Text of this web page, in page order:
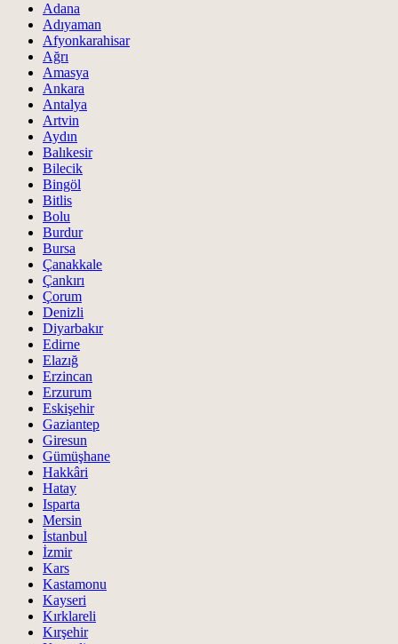
Adana
Adıyaman
Afyonkarahisar
Ağrı
Amasya
Ankara
Antalya
Artvin
Aydın
Balıkesir
Bilecik
Bingöl
Bitlis
Bolu
Burdur
Bursa
Çanakkale
Çankırı
Çorum
Denizli
Diyarbakır
Edirne
Elazığ
Erzincan
Erzurum
Eskişehir
Gaziantep
Giresun
Gümüşhane
Hakkâri
Hatay
Isparta
Mersin
İstanbul
İzmir
Kars
Kastamonu
Kayseri
Kırklareli
Kırşehir